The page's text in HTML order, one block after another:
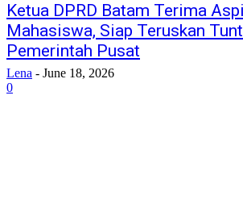
Ketua DPRD Batam Terima
Mahasiswa, Siap Teruskan
Pemerintah Pusat
Lena - June 18, 2026
0